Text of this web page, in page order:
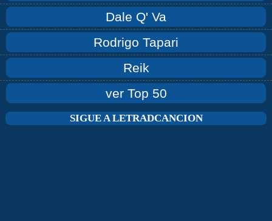
Dale Q' Va
Rodrigo Tapari
Reik
ver Top 50
SIGUE A LETRADCANCION